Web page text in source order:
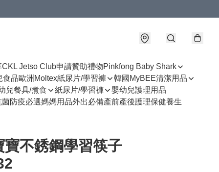
CKL Jetso Club申請贊助禮物Pinkfong Baby Shark
食品歐洲Moltex紙尿片/學習褲
韓國MyBEE清潔用品
兒餐具/煮食
紙尿片/學習褲
嬰幼兒護理用品
菌防疫必選媽媽用品外出必備產前產後護理保健養生
寶不銹鋼學習筷子